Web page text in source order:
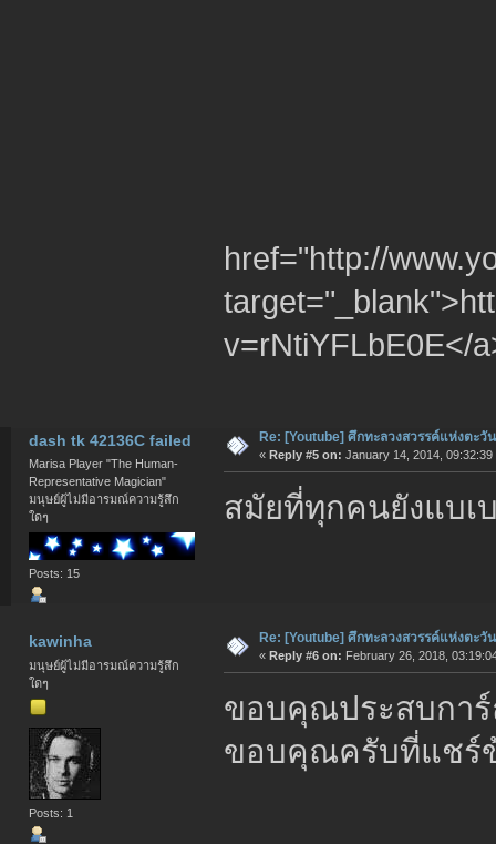
href="http://
v=rNtiYFLbE0E</
dash tk 42136C failed
Marisa Player "The Human-
Representative Magician"
มนุษย์ผู้ไม่มีอารมณ์ความรู้สึก
ใดๆ
Posts: 15
Re: [Youtube] ศึกทะลวงสวรรค์แห่งตะ
« Reply #5 on: January 14, 2014, 09:32:39
สมัยที่ทุกคนยังแบ
kawinha
มนุษย์ผู้ไม่มีอารมณ์ความรู้สึก
ใดๆ
Posts: 1
Re: [Youtube] ศึกทะลวงสวรรค์แห่งตะ
« Reply #6 on: February 26, 2018,
ขอบคุณประสบกา
ขอบคุณครับที่แชร์